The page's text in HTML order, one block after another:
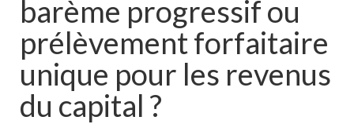
barème progressif ou
prélèvement forfaitaire
unique pour les revenus
du capital ?